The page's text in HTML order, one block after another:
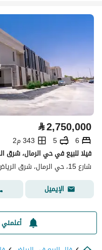
⃁2,750,000
6
5
343 م2
فيلا للبيع في حي الرمال، شرق
شارع 15، حي الرمال، شرق الرياض، الرياض
الإيميل